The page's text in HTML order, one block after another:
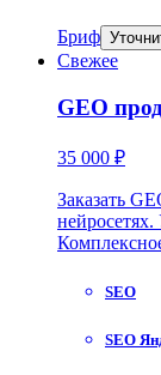
Бриф
Свежее
GEO
35 000 ₽
Заказать
SEO
SEO